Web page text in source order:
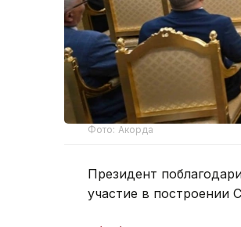
Фото: Акорда
Президент
участие в построении